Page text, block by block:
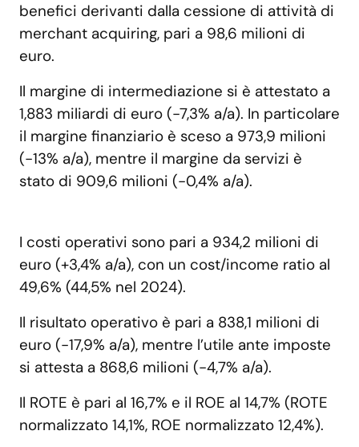
benefici derivanti dalla cessione di attività di
merchant acquiring, pari a 98,6 milioni di
euro.
Il margine di intermediazione si è attestato a
1,883 miliardi di euro (-7,3% a/a). In particolare
il margine finanziario è sceso a 973,9 milioni
(-13% a/a), mentre il margine da servizi è
stato di 909,6 milioni (-0,4% a/a).
I costi operativi sono pari a 934,2 milioni di
euro (+3,4% a/a), con un cost/income ratio al
49,6% (44,5% nel 2024).
Il risultato operativo è pari a 838,1 milioni di
euro (-17,9% a/a), mentre l’utile ante imposte
si attesta a 868,6 milioni (-4,7% a/a).
Il ROTE è pari al 16,7% e il ROE al 14,7% (ROTE
normalizzato 14,1%, ROE normalizzato 12,4%).